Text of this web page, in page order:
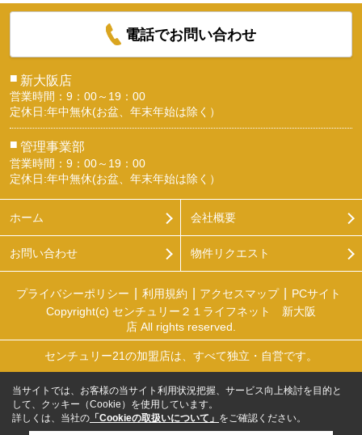
電話でお問い合わせ
■ 新大阪店
営業時間：9：00～19：00
定休日:年中無休(お盆、年末年始は除く）
■ 管理事業部
営業時間：9：00～19：00
定休日:年中無休(お盆、年末年始は除く）
ホーム 会社概要
お問い合わせ 物件リクエスト
プライバシーポリシー 利用規約 アクセスマップ
PCサイト
Copyright(c) センチュリー２１ライフネット 新大阪
店 All rights reserved.
センチュリー21の加盟店は、すべて独立・自営です。
当サイトでは、お客様の当サイト利用状況把握、サービス向上検討を目的と
して、クッキー（Cookie）を使用しています。
詳しくは、当社の 「Cookieの取扱いについて」 をご確認ください。